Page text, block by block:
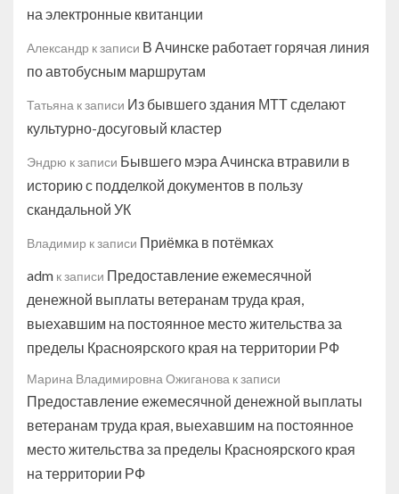
на электронные квитанции
Александр к записи В Ачинске работает горячая линия
по автобусным маршрутам
Татьяна к записи Из бывшего здания МТТ сделают
культурно-досуговый кластер
Эндрю к записи Бывшего мэра Ачинска втравили в
историю с подделкой документов в пользу
скандальной УК
Владимир к записи Приёмка в потёмках
adm к записи Предоставление ежемесячной
денежной выплаты ветеранам труда края,
выехавшим на постоянное место жительства за
пределы Красноярского края на территории РФ
Марина Владимировна Ожиганова к записи
Предоставление ежемесячной денежной выплаты
ветеранам труда края, выехавшим на постоянное
место жительства за пределы Красноярского края
на территории РФ